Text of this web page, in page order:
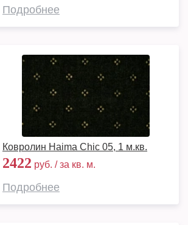
Подробнее
Ковролин Haima Chic 05, 1 м.кв.
2422 руб. / за кв. м.
Подробнее